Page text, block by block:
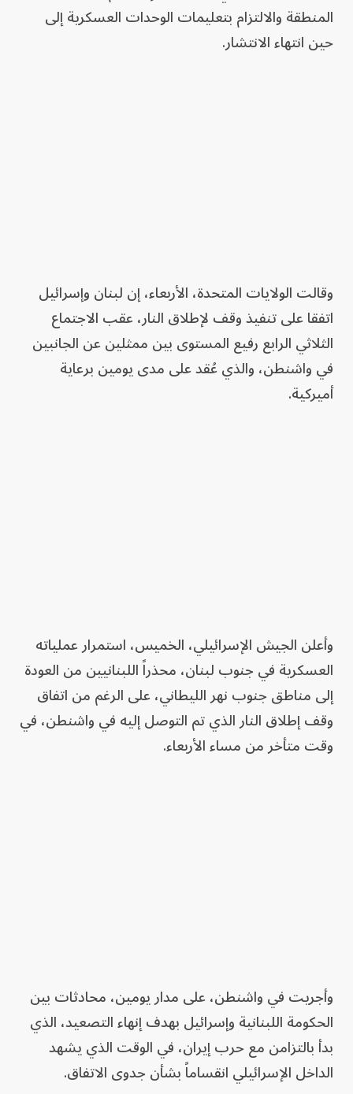
المنطقة والالتزام بتعليمات الوحدات العسكرية إلى
حين انتهاء الانتشار.
وقالت الولايات المتحدة، الأربعاء، إن لبنان وإسرائيل
اتفقا على تنفيذ وقف لإطلاق النار، عقب الاجتماع
الثلاثي الرابع رفيع المستوى بين ممثلين عن الجانبين
في واشنطن، والذي عُقد على مدى يومين برعاية
أميركية.
وأعلن الجيش الإسرائيلي، الخميس، استمرار عملياته
العسكرية في جنوب لبنان، محذراً اللبنانيين من العودة
إلى مناطق جنوب نهر الليطاني، على الرغم من اتفاق
وقف إطلاق النار الذي تم التوصل إليه في واشنطن، في
وقت متأخر من مساء الأربعاء.
وأجريت في واشنطن، على مدار يومين، محادثات بين
الحكومة اللبنانية وإسرائيل بهدف إنهاء التصعيد، الذي
بدأ بالتزامن مع حرب إيران، في الوقت الذي يشهد
الداخل الإسرائيلي انقساماً بشأن جدوى الاتفاق.